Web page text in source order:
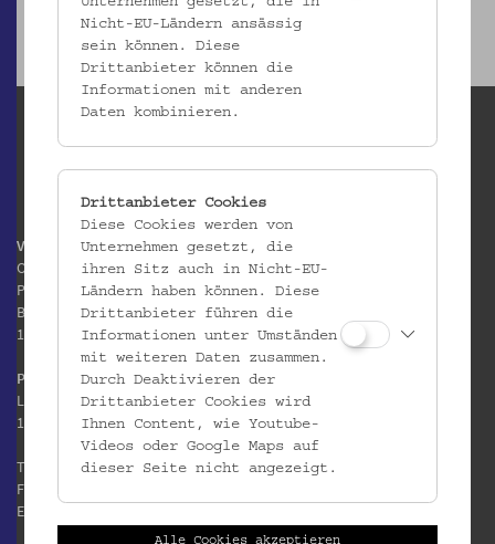
Volkskundemuseum Wien
Otto Wagner Areal
Pavillon 1
Baumgartner Höhe 1
1140 Wien
Postanschrift:
Laudongasse 15-19
1080 Wien
T:
+43 1 406 89 05
F: +43 1 406 89 05.88
E:
Nicht-EU-Ländern ansässig
sein können. Diese
Drittanbieter können die
Informationen mit anderen
Daten kombinieren.
Drittanbieter Cookies
Diese Cookies werden von
Unternehmen gesetzt, die
ihren Sitz auch in Nicht-EU-
Ländern haben können. Diese
Drittanbieter führen die
Informationen unter Umständen
mit weiteren Daten zusammen.
Durch Deaktivieren der
Drittanbieter Cookies wird
Ihnen Content, wie Youtube-
Videos oder Google Maps auf
dieser Seite nicht angezeigt.
Alle Cookies akzeptieren